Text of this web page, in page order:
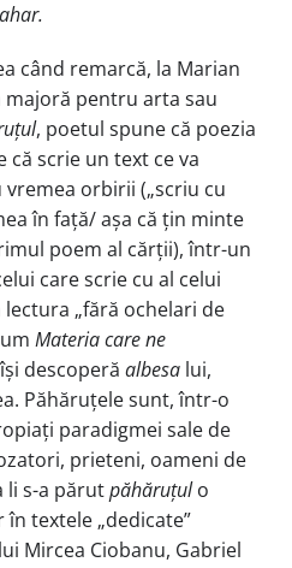
când re­marcă, la Marian
majoră pentru arta sau
, poetul spune că poezia
că scrie un text ce va
orbi­rii („scriu cu
în față/ așa că țin min­te
poem al cărții), într-un
care scrie cu al celui
„fără ochelari de
Materia ca­re ne
descoperă albesa lui,
Păhăruțele sunt, într-o
paradigmei sale de
prieteni, oameni de
li s-a părutpăhăruțulo
în textele „dedicate”
Mircea Ciobanu, Gabriel